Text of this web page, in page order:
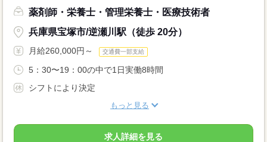
薬剤師・栄養士・管理栄養士・医療技術者
兵庫県宝塚市/逆瀬川駅（徒歩 20分）
月給260,000円～ 交通費一部支給
5：30〜19：00の中で1日実働8時間
シフトにより決定
もっと見る
求人詳細を見る